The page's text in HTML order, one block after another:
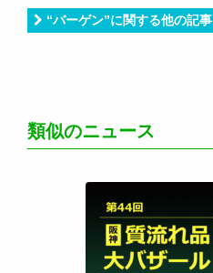
“バーゲン”に関する他の記事
類似のニュース